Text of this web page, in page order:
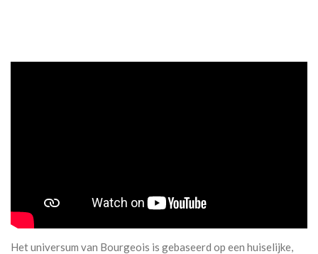
Het universum van Bourgeois is gebaseerd op een huiselijke,